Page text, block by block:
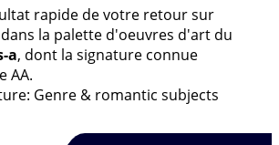
rapide de votre retour sur
la palette d'oeuvres d'art du
a, dont la signature connue
AA.
Genre & romantic subjects